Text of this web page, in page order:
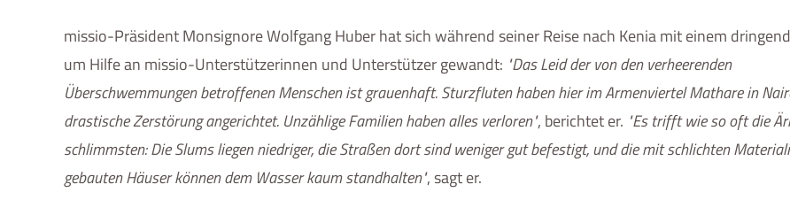
missio-PräsidentMonsignoreWolfgang Huber hat sich während seiner Reise nach Kenia mit einem
um Hilfe an missio-Unterstützerinnen und Unterstützer gewandt: Das Leid der von den verheerenden
Überschwemmungen betroffenen Menschen ist grauenhaft. Sturzfluten haben hier im Armenviertel Mathare in
drastische Zerstörung angerichtet. Unzählige Familien haben alles verloren , berichtet er. Es trifft wie so oft die
schlimmsten: Die Slums liegen niedriger, die Straßen dort sind weniger gut befestigt, und die mit schlichten
gebauten Häuser können dem Wasser kaum standhalten , sagt er.